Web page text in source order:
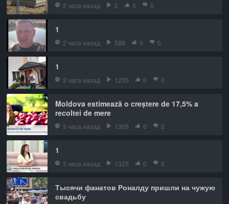
2 часа назад 2 0 0
1
2 часа назад 588 0 0
1
3 часа назад 1255 0 0
Moldova estimează o creștere de 17,5% a
recoltei de mere
3 часа назад 1305 0 0
1
3 часа назад 1325 0 0
Тысячи фанатов Роналду пришли на чужую
свадьбу